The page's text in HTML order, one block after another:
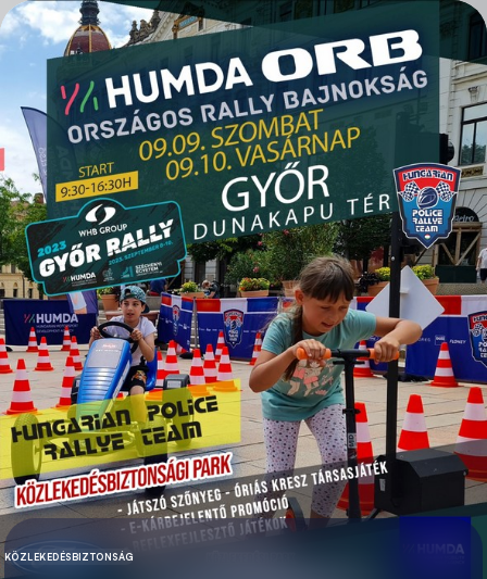
KATEGÓRIA
KÖZLEKEDÉSBIZTONSÁG